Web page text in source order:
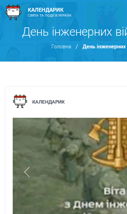
КАЛЕНДАРИК
СВЯТА ТА ПОДІЇ В УКРАЇНІ
День інженерних
Головна / День інженерних
КАЛЕНДАРИК
Previous